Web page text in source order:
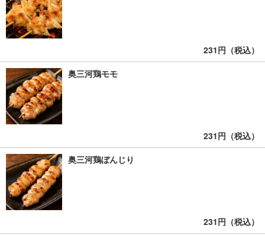
231円（税込）
奥三河鶏モモ
231円（税込）
奥三河鶏ぼんじり
231円（税込）